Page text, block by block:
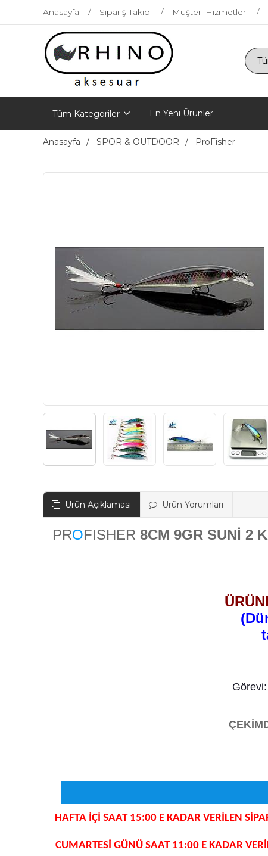
Anasayfa Sipariş Takibi Müşteri Hizmetleri
Tüm Kategoriler En Yeni Ürünler
Anasayfa SPOR & OUTDOOR ProFisher
Ürün Açıklaması Ürün Yorumları
PROFISHER 8CM 9GR SUNİ 2
Görevi:
HAFTA İÇİ SAAT 15:00 E KADAR VERİLEN
CUMARTESİ GÜNÜ SAAT 11:00 E KADAR